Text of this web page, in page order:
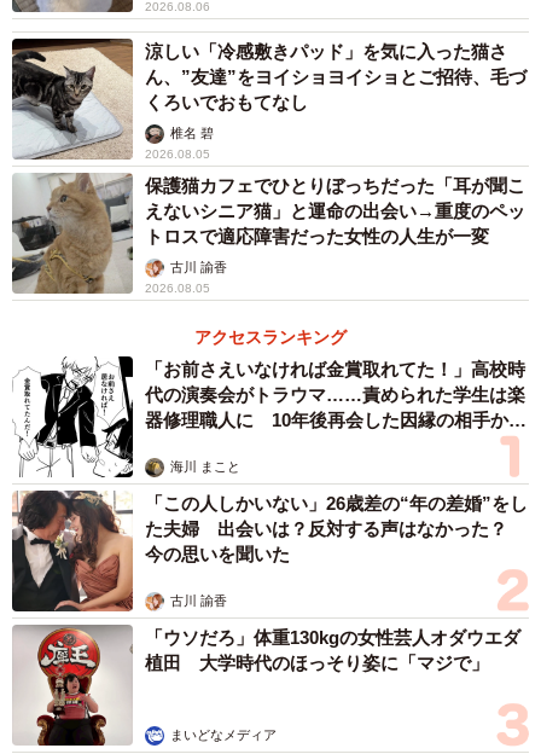
2026.08.06
涼しい「冷感敷きパッド」を気に入った猫さ
ん、”友達”をヨイショヨイショとご招待、毛づ
くろいでおもてなし
椎名 碧
2026.08.05
保護猫カフェでひとりぼっちだった「耳が聞こ
えないシニア猫」と運命の出会い→重度のペッ
トロスで適応障害だった女性の人生が一変
古川 諭香
2026.08.05
アクセスランキング
「お前さえいなければ金賞取れてた！」高校時
代の演奏会がトラウマ……責められた学生は楽
器修理職人に 10年後再会した因縁の相手から
海川 まこと
「この人しかいない」26歳差の“年の差婚”をし
た夫婦 出会いは？反対する声はなかった？
今の思いを聞いた
古川 諭香
「ウソだろ」体重130kgの女性芸人オダウエダ
植田 大学時代のほっそり姿に「マジで」
まいどなメディア